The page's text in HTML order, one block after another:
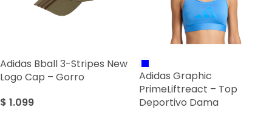
Adidas Bball 3-Stripes New
Logo Cap – Gorro
$ 1.099
Adidas Graphic
PrimeLiftreact – Top
Deportivo Dama